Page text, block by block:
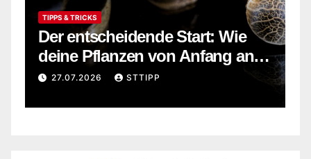
TIPPS & TRICKS
Der entscheidende Start: Wie
deine Pflanzen von Anfang an
stark wachsen
27.07.2026 STTIPP